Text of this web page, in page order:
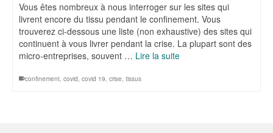
Vous êtes nombreux à nous interroger sur les sites qui
livrent encore du tissu pendant le confinement. Vous
trouverez ci-dessous une liste (non exhaustive) des sites qui
continuent à vous livrer pendant la crise. La plupart sont des
micro-entreprises, souvent … Lire la suite
confinement, covid, covid 19, crise, tissus